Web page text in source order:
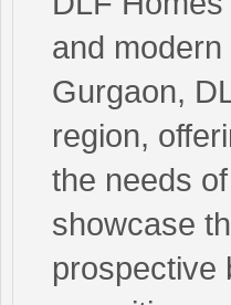
and
Gurgaon,
region,
the needs
showcase
prospective